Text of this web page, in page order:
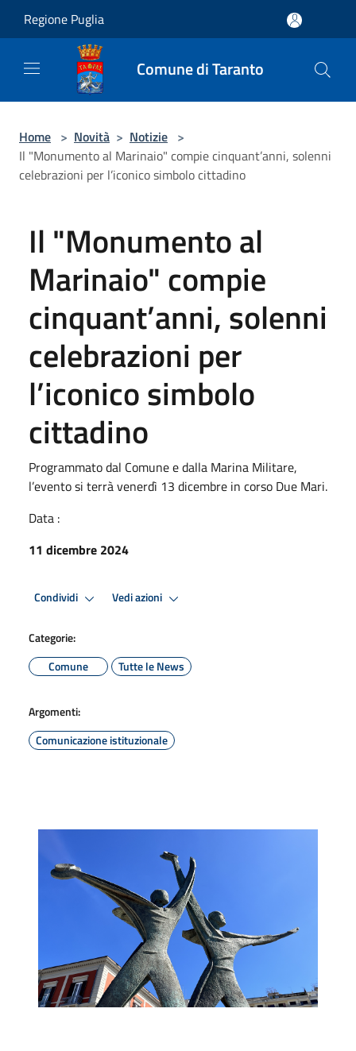
Regione Puglia
Comune di Taranto
Home > Novità > Notizie >
Il "Monumento al Marinaio" compie cinquant’anni, solenni
celebrazioni per l’iconico simbolo cittadino
Il "Monumento al
Marinaio" compie
cinquant’anni, solenni
celebrazioni per
l’iconico simbolo
cittadino
Programmato dal Comune e dalla Marina Militare,
l’evento si terrà venerdì 13 dicembre in corso Due Mari.
Data :
11 dicembre 2024
Condividi Vedi azioni
Categorie:
Comune
Tutte le News
Argomenti:
Comunicazione istituzionale